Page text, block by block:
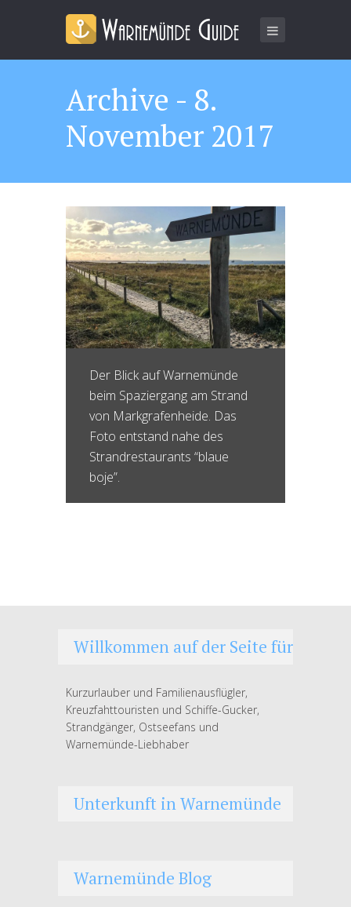
Archive - 8.
November 2017
Der Blick auf Warnemünde
beim Spaziergang am Strand
von Markgrafenheide. Das
Foto entstand nahe des
Strandrestaurants “blaue
boje”.
Willkommen auf der Seite für
Kurzurlauber und Familienausflügler,
Kreuzfahttouristen und Schiffe-Gucker,
Strandgänger, Ostseefans und
Warnemünde-Liebhaber
Unterkunft in Warnemünde
Warnemünde Blog